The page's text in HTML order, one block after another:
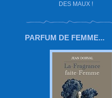
DES MAUX !
PARFUM DE FEMME...